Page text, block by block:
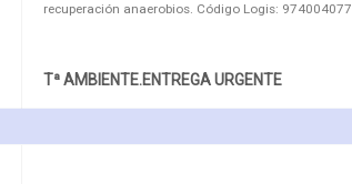
recuperación anaerobios. Código Logis: 974004077
Tª AMBIENTE.ENTREGA URGENTE